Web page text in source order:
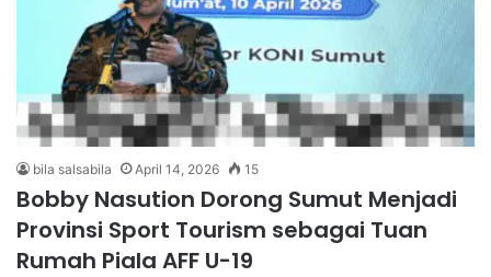
bila salsabila April 14, 2026 15
Bobby Nasution Dorong Sumut Menjadi
Provinsi Sport Tourism sebagai Tuan
Rumah Piala AFF U-19